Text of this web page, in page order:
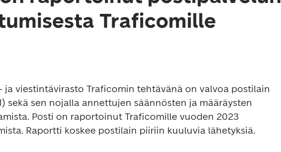
Traficomille
ja viestintävirasto Traficomin tehtävänä on valvoa postilain
sekä sen nojalla annettujen säännösten ja määräysten
Posti on raportoinut Traficomille vuoden 2023
Raportti koskee postilain piiriin kuuluvia lähetyksiä.